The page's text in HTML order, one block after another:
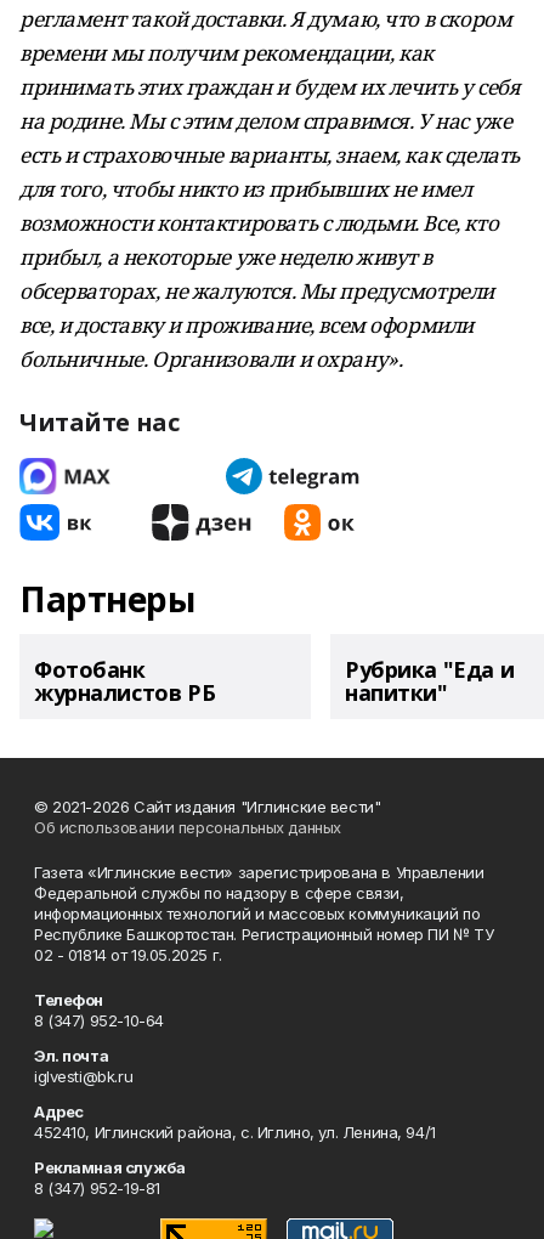
регламент такой доставки. Я думаю, что в скором
времени мы получим рекомендации, как
принимать этих граждан и будем их лечить у себя
на родине. Мы с этим делом справимся. У нас уже
есть и страховочные варианты, знаем, как сделать
для того, чтобы никто из прибывших не имел
возможности контактировать с людьми. Все, кто
прибыл, а некоторые уже неделю живут в
обсерваторах, не жалуются. Мы предусмотрели
все, и доставку и проживание, всем оформили
больничные. Организовали и охрану».
Читайте нас
Партнеры
Фотобанк
журналистов РБ
Рубрика "Еда и
напитки"
© 2021-2026 Сайт издания "Иглинские вести"
Об использовании персональных данных
Газета «Иглинские вести» зарегистрирована в Управлении
Федеральной службы по надзору в сфере связи,
информационных технологий и массовых коммуникаций по
Республике Башкортостан. Регистрационный номер ПИ № ТУ
02 - 01814 от 19.05.2025 г.
Телефон
8 (347) 952-10-64
Эл. почта
iglvesti@bk.ru
Адрес
452410, Иглинский района, с. Иглино, ул. Ленина, 94/1
Рекламная служба
8 (347) 952-19-81